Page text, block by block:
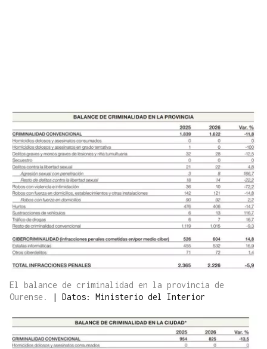
El balance de criminalidad en la provincia de
Ourense.
| Datos: Ministerio del Interior